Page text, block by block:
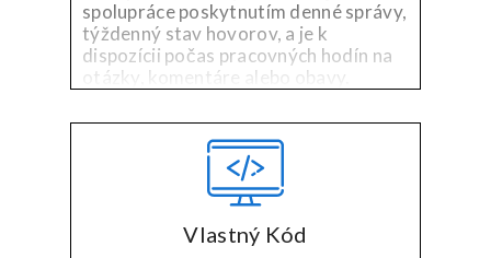
spolupráce poskytnutím denné správy,
týždenný stav hovorov, a je k
dispozícii počas pracovných hodín na
otázky, komentáre alebo obavy.
Vlastný Kód